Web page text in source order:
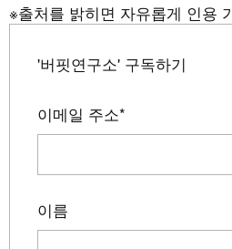
※출처를 밝히면 자유롭게 인용
'버핏연구소' 구독하기
이메일 주소*
이름